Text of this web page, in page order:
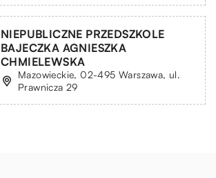
NIEPUBLICZNE PRZEDSZKOLE
BAJECZKA AGNIESZKA
CHMIELEWSKA
Mazowieckie, 02-495 Warszawa, ul.
Prawnicza 29